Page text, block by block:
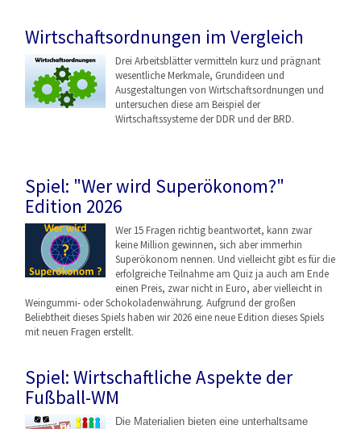
Wirtschaftsordnungen im Vergleich
Drei Arbeitsblätter vermitteln kurz und prägnant
wesentliche Merkmale, Grundideen und
Ausgestaltungen von Wirtschaftsordnungen und
untersuchen diese am Beispiel der
Wirtschaftssysteme der DDR und der BRD.
Spiel: "Wer wird Superökonom?"
Edition 2026
Wer 15 Fragen richtig beantwortet, kann zwar
keine Million gewinnen, sich aber immerhin
Superökonom nennen. Und vielleicht gibt es für die
erfolgreiche Teilnahme am Quiz ja auch am Ende
einen Preis, zwar nicht in Euro, aber vielleicht in
Weingummi- oder Schokoladenwährung. Aufgrund der großen
Beliebtheit dieses Spiels haben wir 2026 eine neue Edition dieses Spiels
mit neuen Fragen erstellt.
Spiel: Wirtschaftliche Aspekte der
Fußball-WM
Die Materialien bieten eine unterhaltsame